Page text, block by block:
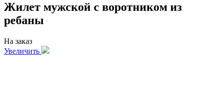
Жилет мужской с воротником из
ребаны
На заказ
Увеличить